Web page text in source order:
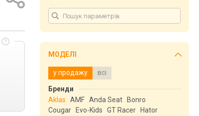
МОДЕЛІ
у продажу всі
Бренди
Aklas
AMF Anda Seat
Bonro
Cougar
Evo-Kids GT Racer
Hator